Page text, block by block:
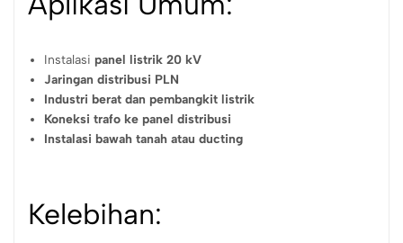
Instalasipanel listrik 20 kV
Jaringan distribusi PLN
Industri berat dan pembangkit listrik
Koneksi trafo ke panel distribusi
Instalasi bawah tanah atau ducting
Kelebihan: